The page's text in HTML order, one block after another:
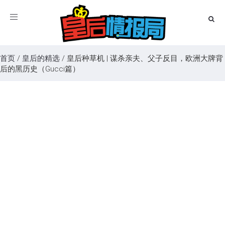
Toggle
首页 / 皇后的精选 / 皇后种草机 | 谋杀亲夫、父子反目，欧洲大牌背
后的黑历史（Gucci篇）